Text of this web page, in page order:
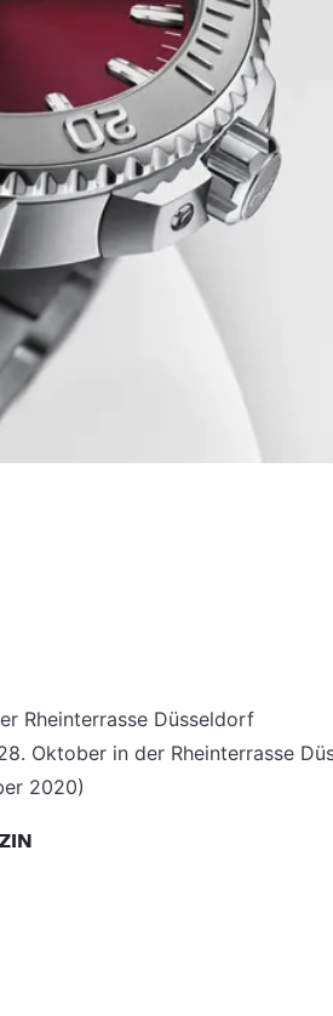
Rheinterrasse Düsseldorf
Oktober in der Rheinterrasse
2020)